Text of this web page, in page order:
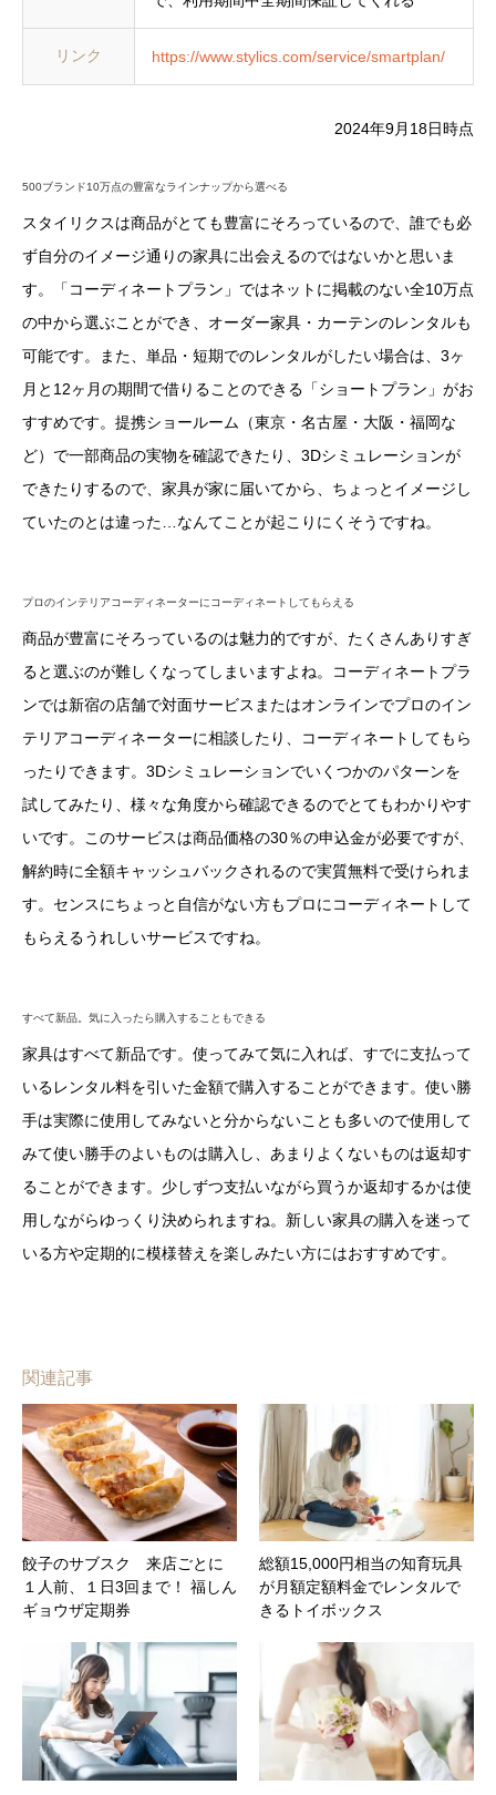
リンク https://www.stylics.com/service/smartplan/
2024年9月18日時点
500ブランド10万点の豊富なラインナップから選べる
スタイリクスは商品がとても豊富にそろっているので、誰でも必
ず自分のイメージ通りの家具に出会えるのではないかと思いま
す。「コーディネートプラン」ではネットに掲載のない全10万点
の中から選ぶことができ、オーダー家具・カーテンのレンタルも
可能です。また、単品・短期でのレンタルがしたい場合は、3ヶ
月と12ヶ月の期間で借りることのできる「ショートプラン」がお
すすめです。提携ショールーム（東京・名古屋・大阪・福岡な
ど）で一部商品の実物を確認できたり、3Dシミュレーションが
できたりするので、家具が家に届いてから、ちょっとイメージし
ていたのとは違った…なんてことが起こりにくそうですね。
プロのインテリアコーディネーターにコーディネートしてもらえる
商品が豊富にそろっているのは魅力的ですが、たくさんありすぎ
ると選ぶのが難しくなってしまいますよね。コーディネートプラ
ンでは新宿の店舗で対面サービスまたはオンラインでプロのイン
テリアコーディネーターに相談したり、コーディネートしてもら
ったりできます。3Dシミュレーションでいくつかのパターンを
試してみたり、様々な角度から確認できるのでとてもわかりやす
いです。このサービスは商品価格の30％の申込金が必要ですが、
解約時に全額キャッシュバックされるので実質無料で受けられま
す。センスにちょっと自信がない方もプロにコーディネートして
もらえるうれしいサービスですね。
すべて新品。気に入ったら購入することもできる
家具はすべて新品です。使ってみて気に入れば、すでに支払って
いるレンタル料を引いた金額で購入することができます。使い勝
手は実際に使用してみないと分からないことも多いので使用して
みて使い勝手のよいものは購入し、あまりよくないものは返却す
ることができます。少しずつ支払いながら買うか返却するかは使
用しながらゆっくり決められますね。新しい家具の購入を迷って
いる方や定期的に模様替えを楽しみたい方にはおすすめです。
関連記事
餃子のサブスク 来店ごとに
１人前、１日3回まで！ 福しん
ギョウザ定期券
総額15,000円相当の知育玩具
が月額定額料金でレンタルで
きるトイボックス